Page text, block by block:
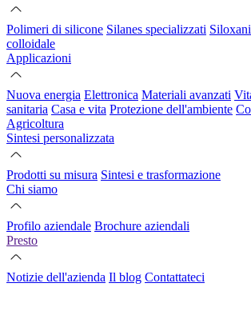
Polimeri di silicone Silanes specializzati
colloidale
Applicazioni
Nuova energia Elettronica Materiali avanzati
sanitaria Casa e vita Protezione dell'ambiente
Agricoltura
Sintesi personalizzata
Prodotti su misura Sintesi e trasformazione
Chi siamo
Profilo aziendale Brochure aziendali
Presto
Notizie dell'azienda Il blog Contattateci